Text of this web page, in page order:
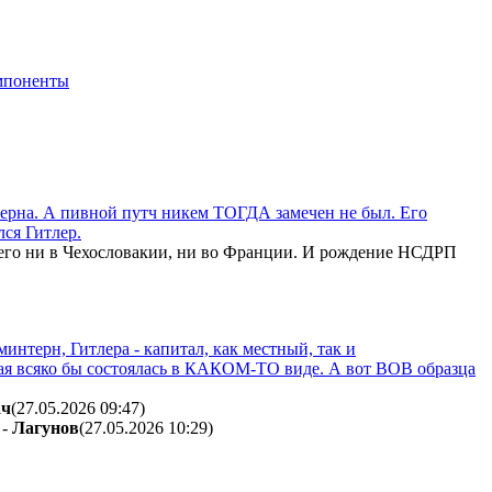
А пивной путч никем ТОГДА замечен не был. Его
Гитлер.
ни в Чехословакии, ни во Франции. И рождение НСДРП
Гитлера - капитал, как местный, так и
всяко бы состоялась в КАКОМ-ТО виде. А вот ВОВ образца
(27.05.2026 09:47)
Лaгyнoв(27.05.2026 10:29)